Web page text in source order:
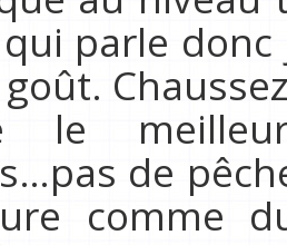
parle
le
de
comme